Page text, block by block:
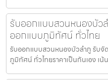
รับออกแบบสวนหนองบัว
ออกแบบภูมิทัศน์ ทั่วไทย
รับออกแบบสวนหนองบัวลำภู รับ
ภูมิทัศน์ ทั่วไทยราคาเป็นกันเอง เ